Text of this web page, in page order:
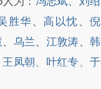
胜华、 高以忱、 倪
、 乌兰、 江敦涛、韩
王凤朝、 叶红专、于